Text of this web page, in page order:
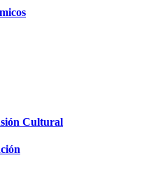
Cultural